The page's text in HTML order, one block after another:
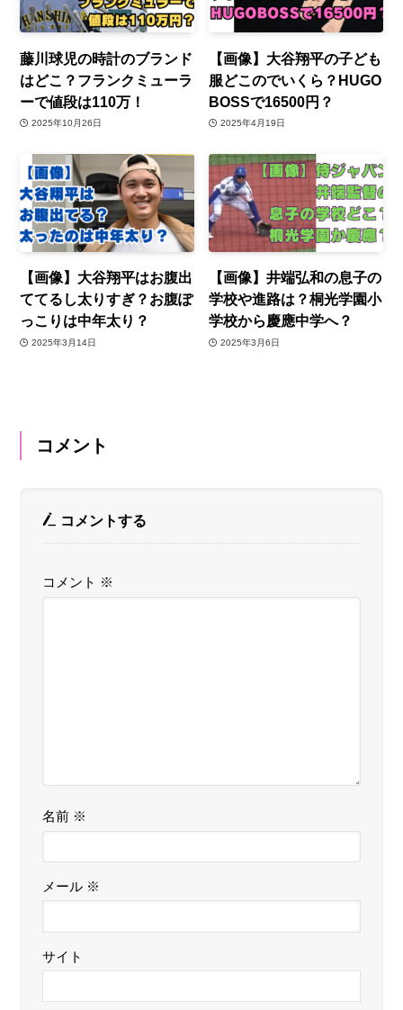
藤川球児の時計のブランド
はどこ？フランクミューラ
ーで値段は110万！
2025年10月26日
【画像】大谷翔平の子ども
服どこのでいくら？HUGO
BOSSで16500円？
2025年4月19日
【画像】大谷翔平はお腹出
ててるし太りすぎ？お腹ぽ
っこりは中年太り？
2025年3月14日
【画像】井端弘和の息子の
学校や進路は？桐光学園小
学校から慶應中学へ？
2025年3月6日
コメント
コメントする
コメント ※
名前 ※
メール ※
サイト